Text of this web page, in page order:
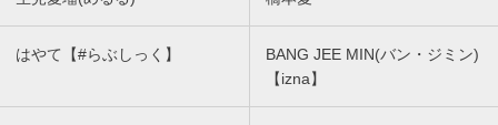
はやて【#らぶしっく】
BANG JEE MIN(バン・ジミン)
【izna】